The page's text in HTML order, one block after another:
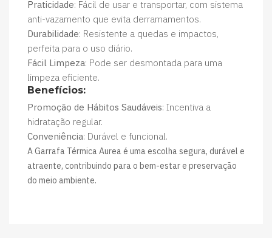
Praticidade: Fácil de usar e transportar, com sistema
anti-vazamento que evita derramamentos.
Durabilidade: Resistente a quedas e impactos,
perfeita para o uso diário.
Fácil Limpeza: Pode ser desmontada para uma
limpeza eficiente.
Benefícios:
Promoção de Hábitos Saudáveis: Incentiva a
hidratação regular.
Conveniência: Durável e funcional.
A Garrafa Térmica Aurea é uma escolha segura, durável e
atraente, contribuindo para o bem-estar e preservação
do meio ambiente.